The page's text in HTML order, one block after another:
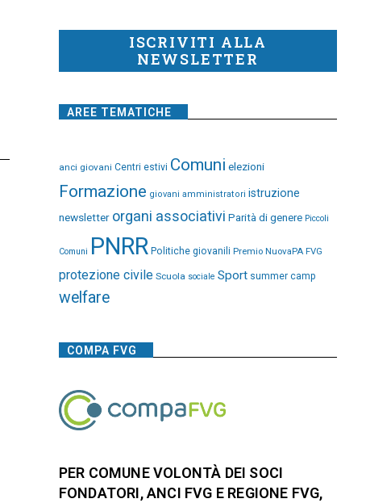
ISCRIVITI ALLA
NEWSLETTER
AREE TEMATICHE
anci giovani Centri estivi Comuni elezioni
Formazione giovani amministratori istruzione
newsletter organi associativi Parità di genere Piccoli
Comuni PNRR Politiche giovanili Premio NuovaPA FVG
protezione civile Scuola sociale Sport summer camp
welfare
COMPA FVG
PER COMUNE VOLONTÀ DEI SOCI
FONDATORI, ANCI FVG E REGIONE FVG,